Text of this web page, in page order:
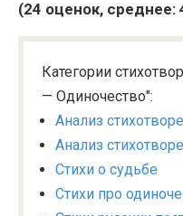
(24 оценок, среднее:
Категории
— Одиночество":
Анализ
Анализ
Стихи о судьбе
Стихи про